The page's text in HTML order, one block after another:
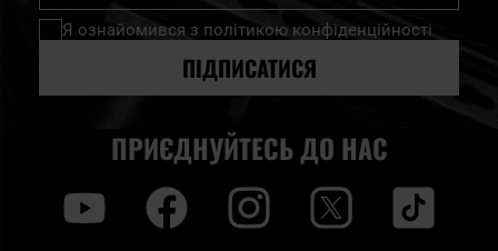
нашу
розсилку
Я ознайомився з політикою конфіденційності
ПІДПИСАТИСЯ
ПРИЄДНУЙТЕСЬ ДО НАС